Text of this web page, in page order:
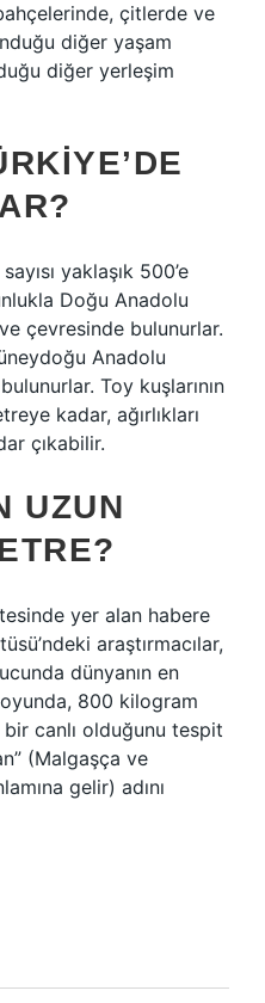
çitlerde ve
diğer yaşam
diğer yerleşim
yaklaşık 500’e
Doğu Anadolu
çevresinde bulunurlar.
Anadolu
Toy kuşlarının
kadar, ağırlıkları
çıkabilir.
UZUN
yer alan habere
araştırmacılar,
dünyanın en
800 kilogram
bir canlı olduğunu tespit
(Malgaşça ve
gelir) adını